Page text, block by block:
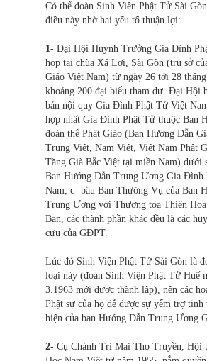
Có thể đoàn Sinh Viên Phật Tử Sài
điều này nhờ hai yếu tố thuận lợi:
1- Đại Hội Huynh Trưởng Gia Đình
họp tại chùa Xá Lợi, Sài Gòn (trụ sở
Giáo Việt Nam) từ ngày 26 tới 28
khoảng 200 đại biểu tham dự. Đại Hội
bản nội quy Gia Đình Phật Tử Việt
hợp nhất Gia Đình Phật Tử thuộc Ban
đoàn thể Phật Giáo (Ban Hướng Dẫn
Trung Việt, Nam Việt, Việt Nam Phật
Tăng Già Bắc Việt tại miền Nam) dưới
Ban Hướng Dẫn Trung Ương Gia Đình
Nam; c- bầu Ban Thường Vụ của Ban
Trung Ương với Thượng toạ Thiện
Ban, các thành phần khác đều là các
cựu của GĐPT.
Lúc đó Sinh Viện Phật Tử Sài Gòn là
loại này (đoàn Sinh Viện Phật Tử Huế
3.1963 mới được thành lập), nên các
Phật sự của họ dễ được sự yểm trợ tinh
hiện của ban Hướng Dẫn Trung Ương
2- Cụ Chánh Trí Mai Thọ Truyền, Hội